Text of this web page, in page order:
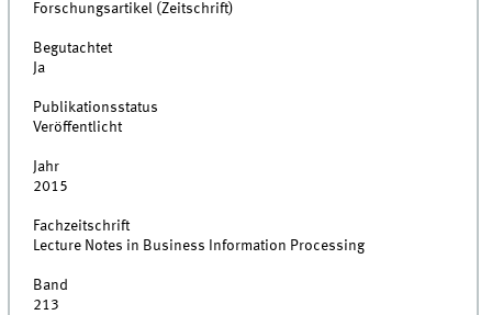
Forschungsartikel (Zeitschrift)
Begutachtet
Ja
Publikationsstatus
Veröffentlicht
Jahr
2015
Fachzeitschrift
Lecture Notes in Business Information Processing
Band
213